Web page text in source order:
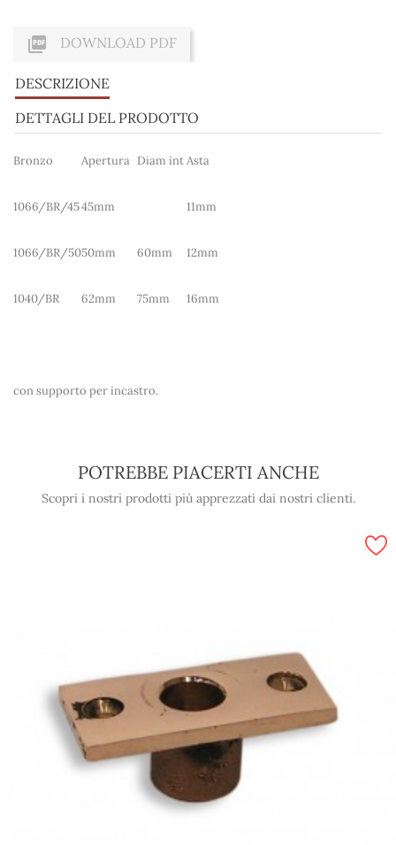
 DOWNLOAD PDF
DESCRIZIONE
DETTAGLI DEL PRODOTTO
Bronzo Apertura Diam intAsta
1066/BR/4545mm 11mm
1066/BR/5050mm 60mm 12mm
1040/BR 62mm 75mm 16mm
con supporto per incastro.
POTREBBE PIACERTI ANCHE
Scopri i nostri prodotti più apprezzati dai nostri clienti.